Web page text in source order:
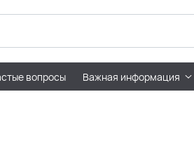
вопросы Важная информация